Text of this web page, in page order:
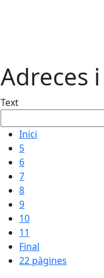
Adreces
Text
Inici
5
6
7
8
9
10
11
Final
22 pàgines